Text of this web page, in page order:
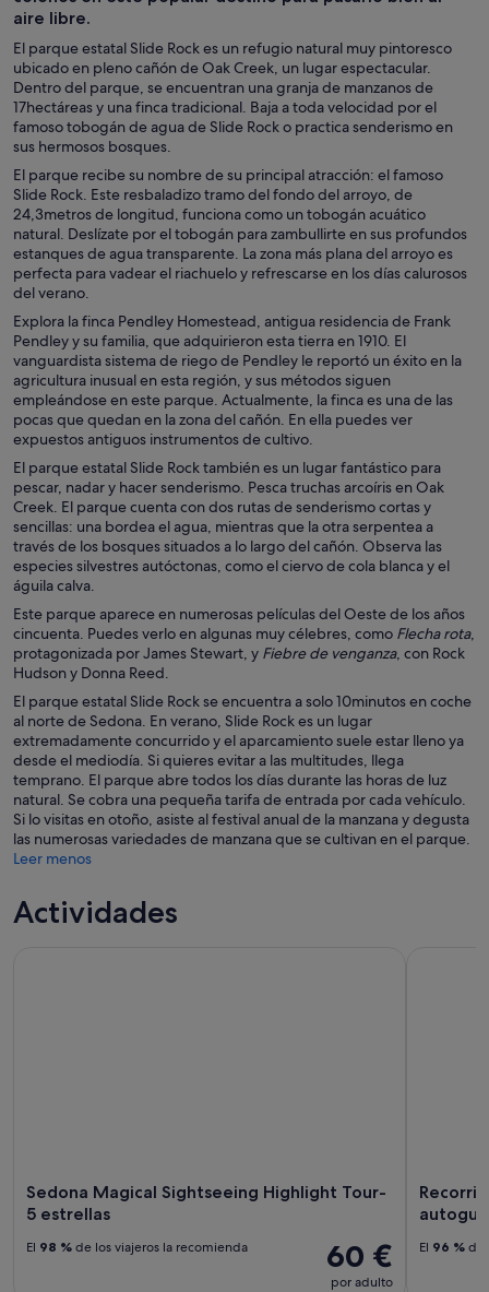
aire libre.
El parque estatal Slide Rock es un refugio natural muy pintoresco
ubicado en pleno cañón de Oak Creek, un lugar espectacular.
Dentro del parque, se encuentran una granja de manzanos de
17hectáreas y una finca tradicional. Baja a toda velocidad por el
famoso tobogán de agua de Slide Rock o practica senderismo en
sus hermosos bosques.
El parque recibe su nombre de su principal atracción: el famoso
Slide Rock. Este resbaladizo tramo del fondo del arroyo, de
24,3metros de longitud, funciona como un tobogán acuático
natural. Deslízate por el tobogán para zambullirte en sus profundos
estanques de agua transparente. La zona más plana del arroyo es
perfecta para vadear el riachuelo y refrescarse en los días calurosos
del verano.
Explora la finca Pendley Homestead, antigua residencia de Frank
Pendley y su familia, que adquirieron esta tierra en 1910. El
vanguardista sistema de riego de Pendley le reportó un éxito en la
agricultura inusual en esta región, y sus métodos siguen
empleándose en este parque. Actualmente, la finca es una de las
pocas que quedan en la zona del cañón. En ella puedes ver
expuestos antiguos instrumentos de cultivo.
El parque estatal Slide Rock también es un lugar fantástico para
pescar, nadar y hacer senderismo. Pesca truchas arcoíris en Oak
Creek. El parque cuenta con dos rutas de senderismo cortas y
sencillas: una bordea el agua, mientras que la otra serpentea a
través de los bosques situados a lo largo del cañón. Observa las
especies silvestres autóctonas, como el ciervo de cola blanca y el
águila calva.
Este parque aparece en numerosas películas del Oeste de los años
cincuenta. Puedes verlo en algunas muy célebres, como Flecha rota,
protagonizada por James Stewart, y Fiebre de venganza, con Rock
Hudson y Donna Reed.
El parque estatal Slide Rock se encuentra a solo 10minutos en coche
al norte de Sedona. En verano, Slide Rock es un lugar
extremadamente concurrido y el aparcamiento suele estar lleno ya
desde el mediodía. Si quieres evitar a las multitudes, llega
temprano. El parque abre todos los días durante las horas de luz
natural. Se cobra una pequeña tarifa de entrada por cada vehículo.
Si lo visitas en otoño, asiste al festival anual de la manzana y degusta
las numerosas variedades de manzana que se cultivan en el parque.
Leer menos
Actividades
Sedona Magical Sightseeing Highlight Tour-
5 estrellas
60 €
por adulto
El 98 % de los viajeros la recomienda El 96 % de